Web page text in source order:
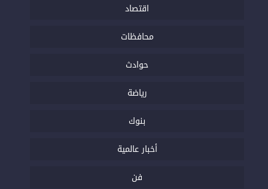
اقتصاد
محافظات
حوادث
رياضة
بنوك
أخبار عالمية
فن